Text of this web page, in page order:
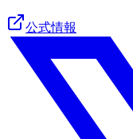
公式情報